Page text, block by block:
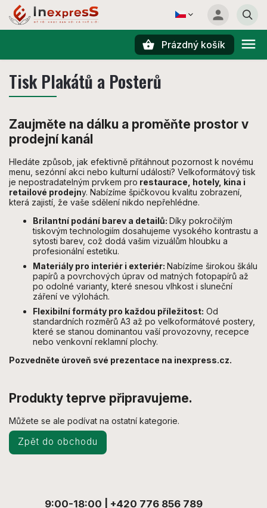
Prázdný košík
Tisk Plakátů a Posterů
Zaujměte na dálku a proměňte prostor v
prodejní kanál
Hledáte způsob, jak efektivně přitáhnout pozornost k novému
menu, sezónní akci nebo kulturní události? Velkoformátový tisk
je nepostradatelným prvkem pro restaurace, hotely, kina i
retailové prodejny. Nabízíme špičkovou kvalitu zobrazení,
která zajistí, že vaše sdělení nikdo nepřehlédne.
Brilantní podání barev a detailů: Díky pokročilým
tiskovým technologiím dosahujeme vysokého kontrastu a
sytosti barev, což dodá vašim vizuálům hloubku a
profesionální estetiku.
Materiály pro interiér i exteriér: Nabízíme širokou škálu
papírů a povrchových úprav od matných fotopapírů až
po odolné varianty, které snesou vlhkost i sluneční
záření ve výlohách.
Flexibilní formáty pro každou příležitost: Od
standardních rozměrů A3 až po velkoformátové postery,
které se stanou dominantou vaší provozovny, recepce
nebo venkovní reklamní plochy.
Pozvedněte úroveň své prezentace na inexpress.cz.
Produkty teprve připravujeme.
Můžete se ale podívat na ostatní kategorie.
Zpět do obchodu
9:00-18:00 | +420 776 856 789